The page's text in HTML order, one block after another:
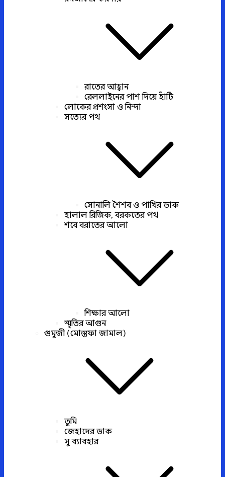
রাতের আহ্বান
রেললাইনের পাশ দিয়ে হাঁটি
লোকের প্রশংসা ও নিন্দা
সত্যের পথ
সোনালি শৈশব ও পাখির ডাক
হালাল রিজিক, বরকতের পথ
শবে বরাতের আলো
শিক্ষার আলো
স্মৃতির আগুন
গুমুজী (মোস্তফা জামাল)
তুমি
জেহাদের ডাক
সু ব্যাবহার